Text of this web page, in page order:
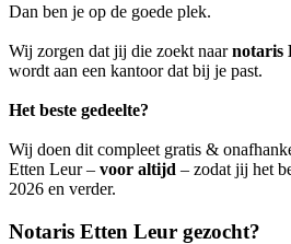
Dan ben je op de goede plek.
Wij zorgen dat jij die zoekt naarnotaris
wordt aan een kantoor dat bij je past.
Het beste gedeelte?
Wij doen dit compleet gratis &
Etten Leur – voor altijd – zodat jij het
2026 en verder.
Notaris Etten Leur gezocht?